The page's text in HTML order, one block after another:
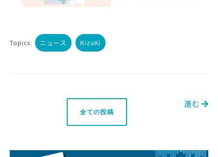
Topics: ニュース KizuKi
全ての投稿
進む